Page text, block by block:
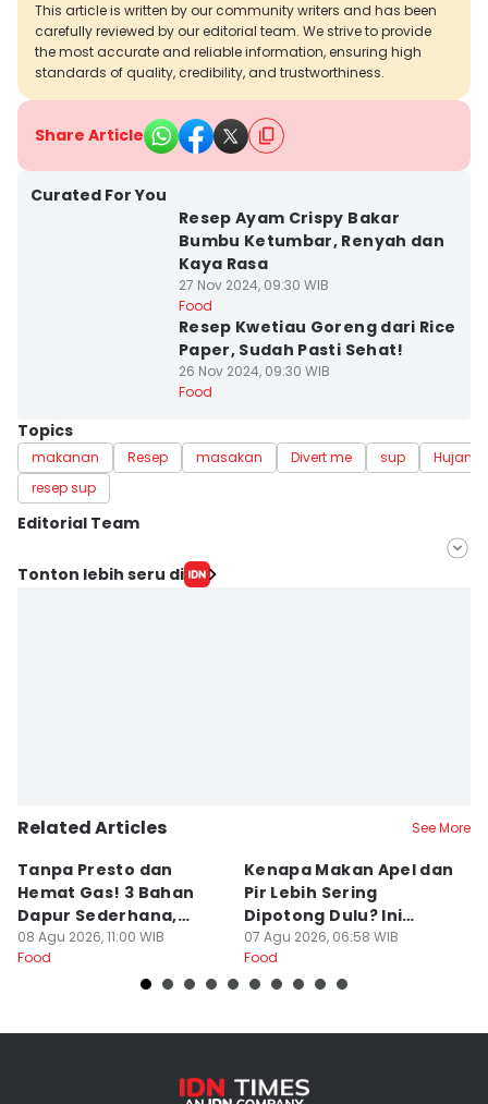
This article is written by our community writers and has been
carefully reviewed by our editorial team. We strive to provide
the most accurate and reliable information, ensuring high
standards of quality, credibility, and trustworthiness.
Share Article
Curated For You
Resep Ayam Crispy Bakar
Bumbu Ketumbar, Renyah dan
Kaya Rasa
27 Nov 2024, 09:30 WIB
Food
Resep Kwetiau Goreng dari Rice
Paper, Sudah Pasti Sehat!
26 Nov 2024, 09:30 WIB
Food
Topics
makanan Resep masakan Divert me sup
Hujan
resep sup
Editorial Team
Editor
Tonton lebih seru di
Related Articles See More
Tanpa Presto dan
Hemat Gas! 3 Bahan
Dapur Sederhana,
Daging Sapi Empuk
Dalam 15 Menit
08 Agu 2026, 11:00 WIB
Food
Kenapa Makan Apel dan
Pir Lebih Sering
Dipotong Dulu? Ini
Alasannya
07 Agu 2026, 06:58 WIB
Food